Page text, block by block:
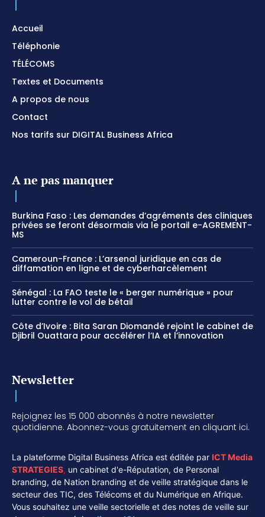
Accueil
Téléphonie
TÉLÉCOMS
Textes et Documents
A propos de nous
Contact
Nos tarifs sur DIGITAL Business Africa
A ne pas manquer
Burkina Faso : Les demandes d’agréments des cliniques
privées se feront désormais via le portail e-AGREMENT-
MS
Cameroun-France : L’arsenal juridique en cas de
diffamation en ligne et de cyberharcèlement
Sénégal : La FAO teste le « berger numérique » pour
lutter contre le vol de bétail
Côte d’Ivoire : Bita Saran Diomandé rejoint le cabinet de
Djibril Ouattara pour accélérer l’IA et l’innovation
Newsletter
Rejoignez les 15 000 abonnés à notre newsletter
quotidienne. Abonnez-vous gratuitement en cliquant ici.
La plateforme Digital Business Africa est éditée par ICT Media
STRATEGIES, un cabinet d'e-Réputation, de Personal
branding, de Nation branding et de veille stratégique dans le
secteur des TIC, des Télécoms et du Numérique en Afrique.
Vous souhaitez une veille sectorielle et des notes de veille sur